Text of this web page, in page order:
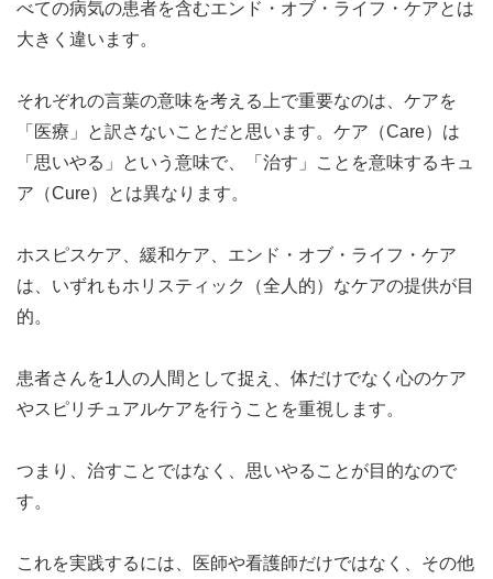
べての病気の患者を含むエンド・オブ・ライフ・ケアとは
大きく違います。
それぞれの言葉の意味を考える上で重要なのは、ケアを
「医療」と訳さないことだと思います。ケア（Care）は
「思いやる」という意味で、「治す」ことを意味するキュ
ア（Cure）とは異なります。
ホスピスケア、緩和ケア、エンド・オブ・ライフ・ケア
は、いずれもホリスティック（全人的）なケアの提供が目
的。
患者さんを1人の人間として捉え、体だけでなく心のケア
やスピリチュアルケアを行うことを重視します。
つまり、治すことではなく、思いやることが目的なので
す。
これを実践するには、医師や看護師だけではなく、その他